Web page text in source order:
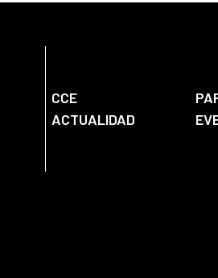
CCE
ACTUALIDAD